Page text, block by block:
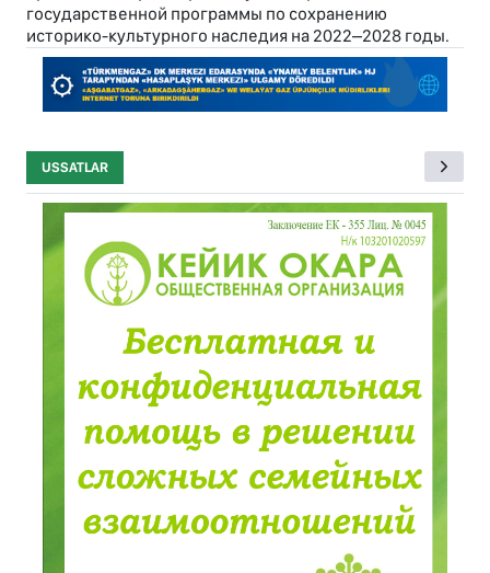
государственной программы по сохранению
историко-культурного наследия на 2022–2028 годы.
USSATLAR